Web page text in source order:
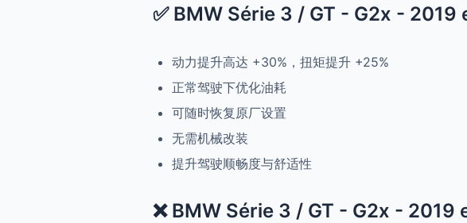
✅ BMW Série 3 / GT - G2x -
动力提升高达 +30%，扭矩提升 +25%
正常驾驶下优化油耗
可随时恢复原厂设置
无需机械改装
提升驾驶顺畅度与舒适性
❌ BMW Série 3 / GT - G2x -